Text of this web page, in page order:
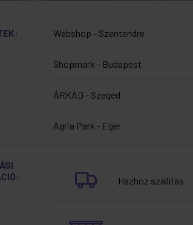
Webshop - Szentendre
Shopmark - Budapest
ÁRKÁD - Szeged
Agria Park - Eger
Házhoz szállítás